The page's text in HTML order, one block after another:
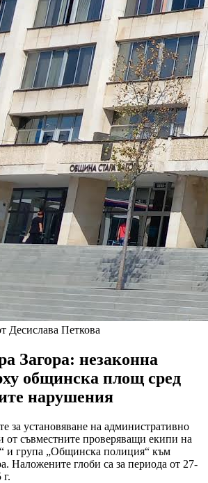
Десислава Петкова
Загора: незаконна
общинска площ сред
нарушения
за установяване на административно
от съвместните проверяващи екипи на
и група „Общинска полиция“ към
Наложените глоби са за периода от 27-